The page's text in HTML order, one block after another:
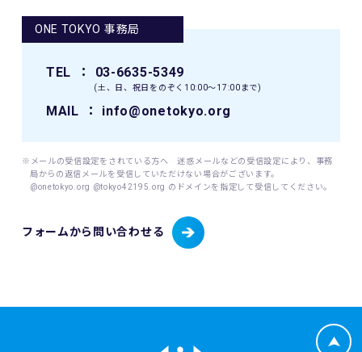
フォームから問い合わせる
ONE TOKYO 事務局
TEL ： 03-6635-5349
(土、日、祝日をのぞく10:00〜17:00まで)
MAIL ： info@onetokyo.org
※メールの受信設定をされている方へ 迷惑メールなどの受信設定により、事務
局からの返信メールを受信していただけない場合がございます。
@onetokyo.org @tokyo42195.org のドメインを指定して受信してください。